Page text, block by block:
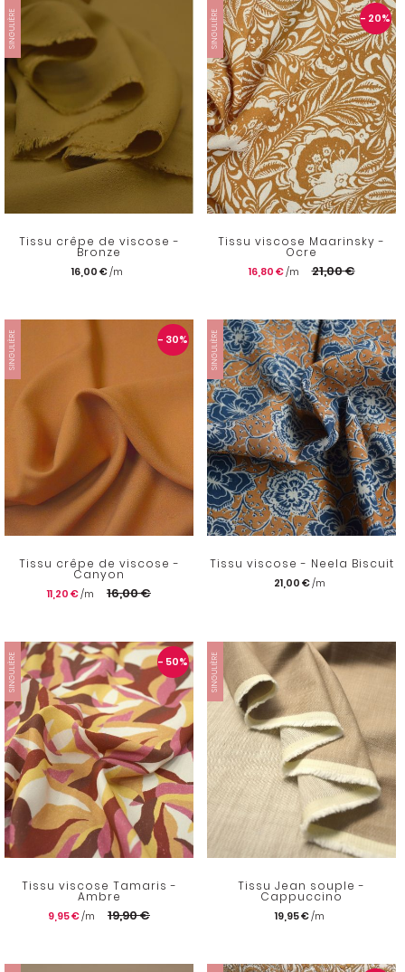
SINGULIÈRE
Tissu crêpe de viscose -
Bronze
16,00 €
SINGULIÈRE - 20%
Tissu viscose Maarinsky -
Ocre
16,80 € 21,00 €
SINGULIÈRE - 30%
Tissu crêpe de viscose -
Canyon
11,20 € 16,00 €
SINGULIÈRE
Tissu viscose - Neela Biscuit
21,00 €
SINGULIÈRE - 50%
Tissu viscose Tamaris -
Ambre
9,95 € 19,90 €
SINGULIÈRE
Tissu Jean souple -
Cappuccino
19,95 €